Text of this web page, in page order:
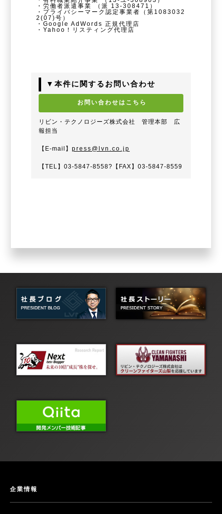
・労働者派遣事業
（派 13-308471）
・プライバシーマーク認定事業者（第1083032
2(07)号）
・Google AdWords 正規代理店
・Yahoo！リスティング代理店
▼本件に関するお問い合わせ
お問い合わせはこちら
リビン・テクノロジーズ株式会社 管理本部 広
報担当
【E-mail】 press@lvn.co.jp
【TEL】03-5847-8558?【FAX】03-5847-8559
企業情報